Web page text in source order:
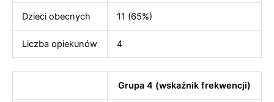
Dzieci obecnych 11 (65%)
Liczba opiekunów 4
Grupa 4 (wskaźnik frekwencji)